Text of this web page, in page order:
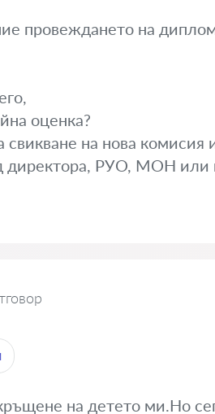
провеждането на
оценка?
на нова комисия
директора, РУО, МОН или
на детето ми.Но